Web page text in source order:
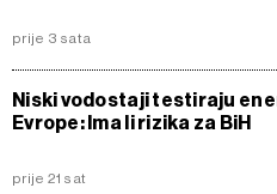
prije 3 sata
Niski vodostaji testiraju
Evrope: Ima li rizika za BiH
prije 21 sat